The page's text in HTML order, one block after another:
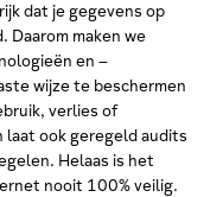
dat je gegevens op
Daarom maken we
en –
wijze te beschermen
verlies of
laat ook geregeld audits
Helaas is het
nooit 100% veilig.